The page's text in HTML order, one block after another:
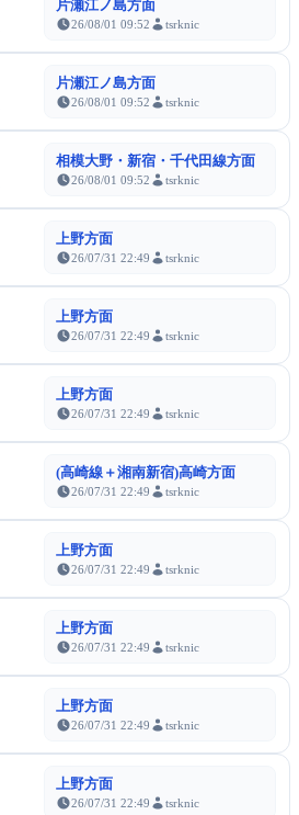
片瀬江ノ島方面
26/08/01 09:52 tsrknic
片瀬江ノ島方面
26/08/01 09:52 tsrknic
相模大野・新宿・千代田線方面
26/08/01 09:52 tsrknic
上野方面
26/07/31 22:49 tsrknic
上野方面
26/07/31 22:49 tsrknic
上野方面
26/07/31 22:49 tsrknic
(高崎線＋湘南新宿)高崎方面
26/07/31 22:49 tsrknic
上野方面
26/07/31 22:49 tsrknic
上野方面
26/07/31 22:49 tsrknic
上野方面
26/07/31 22:49 tsrknic
上野方面
26/07/31 22:49 tsrknic